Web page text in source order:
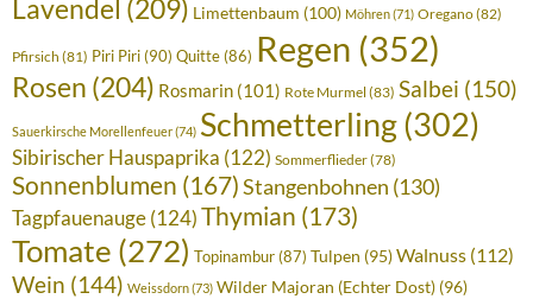
Lavendel (209) Limettenbaum (100) Möhren(71) Oregano(82)
Pfirsich (81) Piri Piri(90) Quitte(86) Regen (352)
Rosen (204) Rosmarin (101) Rote Murmel (83) Salbei (150)
Sauerkirsche Morellenfeuer(74) Schmetterling(302)
Sibirischer Hauspaprika (122) Sommerflieder(78)
Sonnenblumen (167)Stangenbohnen (130)
Tagpfauenauge(124)Thymian (173)
Tomate (272) Topinambur(87) Tulpen (95)Walnuss (112)
Wein (144) Weissdorn(73) Wilder Majoran (Echter Dost) (96)